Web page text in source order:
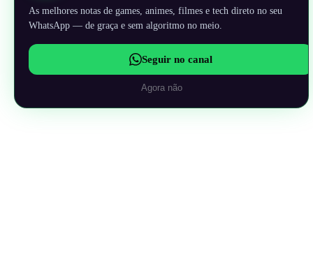
As melhores notas de games, animes, filmes e tech direto no seu
WhatsApp — de graça e sem algoritmo no meio.
Seguir no canal
Agora não